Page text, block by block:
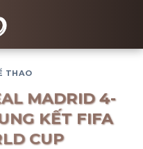
THAO
MADRID 4-
KẾT FIFA
CUP